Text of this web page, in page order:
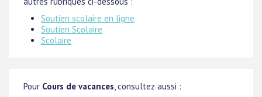
Soutien scolaire en ligne
Soutien Scolaire
Scolaire
Pour Cours de vacances, consultez aussi :